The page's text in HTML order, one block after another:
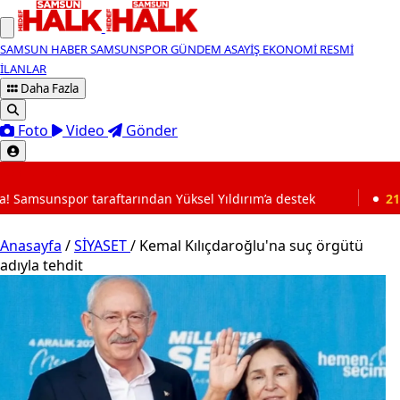
SAMSUN HABERSAMSUNSPORGÜNDEM ASAYİŞ EKONOMİ RESMİ
İLANLAR
Daha Fazla
Foto Video Gönder
Yüksel Yıldırım’a destek 21:56 Milli
Anasayfa /SİYASET/ Kemal Kılıçdaroğlu'na suç örgütü
adıyla tehdit